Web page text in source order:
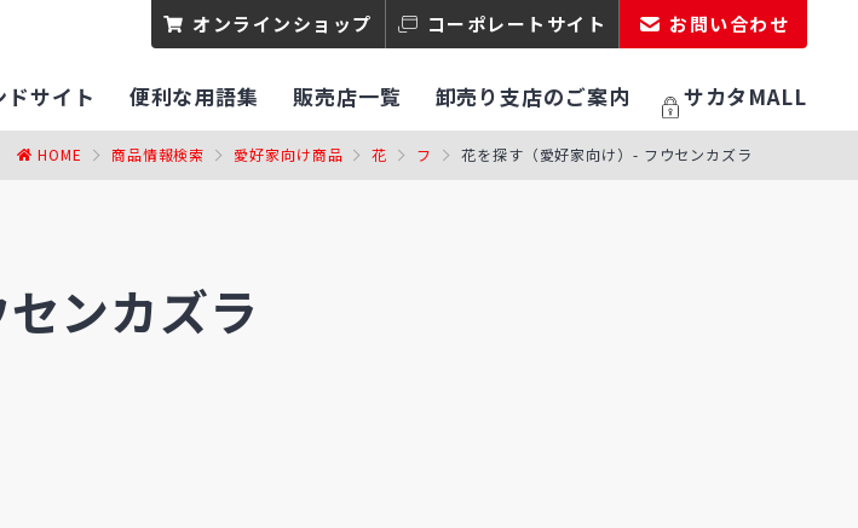
オンラインショップ コーポレートサイト お問い合わせ
ドサイト 便利な用語集 販売店一覧 卸売り支店のご案内 サカタMALL
HOME 商品情報検索 愛好家向け商品 花 フ 花を探す（愛好家向け）- フウセンカズラ
ンカズラ